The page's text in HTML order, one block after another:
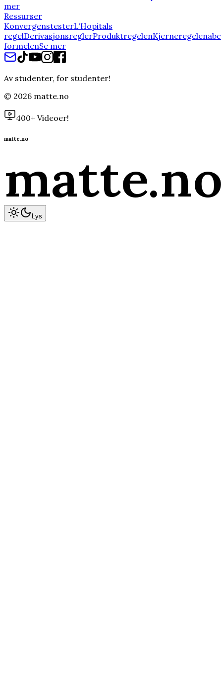
mer
Ressurser
KonvergenstesterL'Hopitals
regelDerivasjonsreglerProduktregelenKjerneregelenabc
formelenSe mer
Av studenter, for studenter!
© 2026 matte.no
400+ Videoer!
matte.no
matte.no
Lys